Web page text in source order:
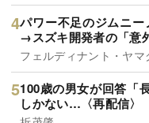
パワー不足のジムニ
→スズキ開発者の「意
フェルディナント・ヤマ
100歳の男女が回答「
しかない…〈再配信〉